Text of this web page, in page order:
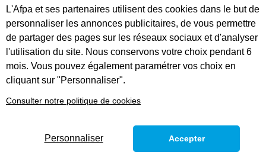
Découvrez les
formations aux
métiers d’art pour
adultes en
reconversion
L'Afpa et ses partenaires utilisent des cookies dans le but de
personnaliser les annonces publicitaires, de vous permettre
de partager des pages sur les réseaux sociaux et d'analyser
l'utilisation du site. Nous conservons votre choix pendant 6
mois. Vous pouvez également paramétrer vos choix en
cliquant sur "Personnaliser".
Consulter notre politique de cookies
Personnaliser Accepter